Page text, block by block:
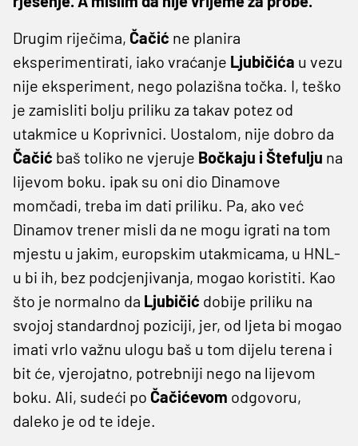
Drugim riječima, Čačić ne planira
eksperimentirati, iako vraćanje Ljubičića u vezu
nije eksperiment, nego polazišna točka. I, teško
je zamisliti bolju priliku za takav potez od
utakmice u Koprivnici. Uostalom, nije dobro da
Čačić baš toliko ne vjeruje Bočkaju i Štefulju na
lijevom boku. ipak su oni dio Dinamove
momčadi, treba im dati priliku. Pa, ako već
Dinamov trener misli da ne mogu igrati na tom
mjestu u jakim, europskim utakmicama, u HNL-
u bi ih, bez podcjenjivanja, mogao koristiti. Kao
što je normalno da Ljubičić dobije priliku na
svojoj standardnoj poziciji, jer, od ljeta bi mogao
imati vrlo važnu ulogu baš u tom dijelu terena i
bit će, vjerojatno, potrebniji nego na lijevom
boku. Ali, sudeći po Čačićevom odgovoru,
daleko je od te ideje.